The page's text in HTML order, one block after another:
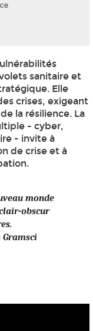
sanitaire et
Elle
crises, exigeant
la résilience. La
- cyber,
- invite à
de crise et à
monde
obscur